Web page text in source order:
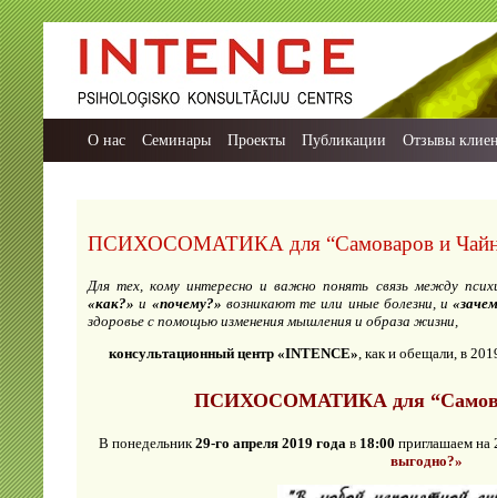
О нас Семинары Проекты Публикации Отзывы
ПСИХОСОМАТИКА для “Самоваров и
Для тех, кому интересно и важно понять связь между
«как?»и «почему?» возникают те или иные болезни, и
здоровье с помощью изменения мышления и образа жизни,
консультационный центр «INTENCE», как и обещали, в
ПСИХОСОМАТИКА для
В понедельник 29-го апреля 2019 года в 18:00 приглашаем
выгодно?»